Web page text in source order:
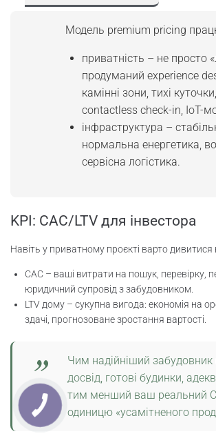
Модель premium pricing
приватність – не просто
продуманий experience
камінні зони, тихі
contactless check-in, IoT-
інфраструктура –
нормальна енергетика,
сервісна логістика.
KPI: CAC/LTV для інвестора
Навіть у приватному проєкті варто дивитися
CAC – ваші витрати на пошук, перевірку,
юридичний супровід з забудовником.
LTV дому – сукупна вигода: економія на
здачі, прогнозоване зростання вартості.
Чим надійніший забудовник
досвід, готові будинки,
тим менший ваш реальний
одиницю «усамітненого